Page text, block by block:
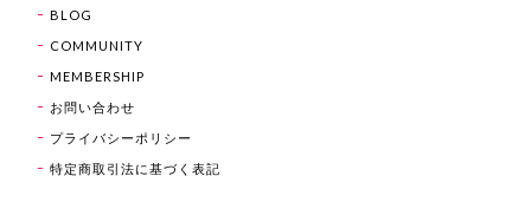
BLOG
COMMUNITY
MEMBERSHIP
お問い合わせ
プライバシーポリシー
特定商取引法に基づく表記